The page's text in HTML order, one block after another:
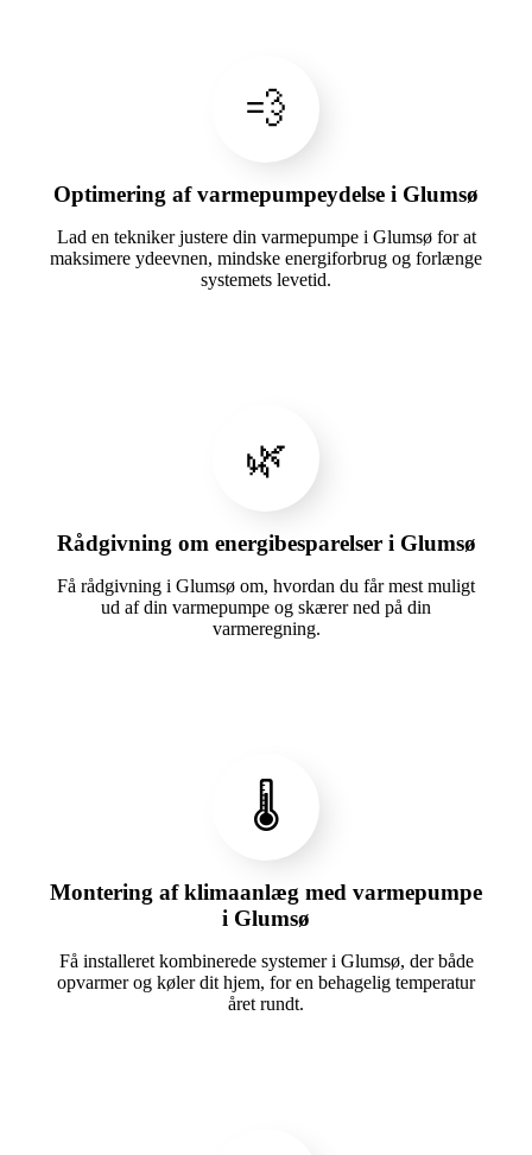
💨
Optimering af varmepumpeydelse i Glumsø
Lad en tekniker justere din varmepumpe i Glumsø for at
maksimere ydeevnen, mindske energiforbrug og forlænge
systemets levetid.
🌿
Rådgivning om energibesparelser i Glumsø
Få rådgivning i Glumsø om, hvordan du får mest muligt
ud af din varmepumpe og skærer ned på din
varmeregning.
🌡️
Montering af klimaanlæg med varmepumpe
i Glumsø
Få installeret kombinerede systemer i Glumsø, der både
opvarmer og køler dit hjem, for en behagelig temperatur
året rundt.